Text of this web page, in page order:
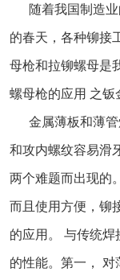
随着我国制造业
的春天，各种铆接
母枪和拉铆螺母是
螺母枪的应用 之钣
金属薄板和薄管
和攻内螺纹容易滑
两个难题而出现的
而且使用方便，铆
的应用。 与传统
的性能。第一，